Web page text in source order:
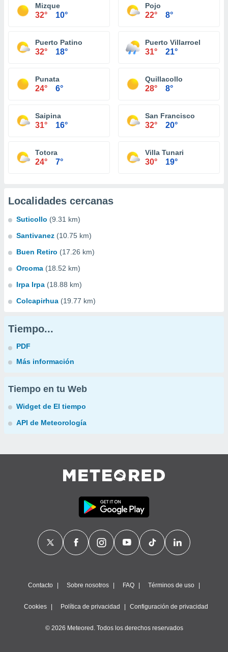
Mizque
32° 10°
Pojo
22° 8°
Puerto Patino
32° 18°
Puerto Villarroel
31° 21°
Punata
24° 6°
Quillacollo
28° 8°
Saipina
31° 16°
San Francisco
32° 20°
Totora
24° 7°
Villa Tunari
30° 19°
Localidades cercanas
Suticollo (9.31 km)
Santivanez (10.75 km)
Buen Retiro (17.26 km)
Orcoma (18.52 km)
Irpa Irpa (18.88 km)
Colcapirhua (19.77 km)
Tiempo...
PDF
Más información
Tiempo en tu Web
Widget de El tiempo
API de Meteorología
Contacto Sobre nosotros FAQ Términos de uso
Cookies Política de privacidad Configuración de privacidad
© 2026 Meteored. Todos los derechos reservados